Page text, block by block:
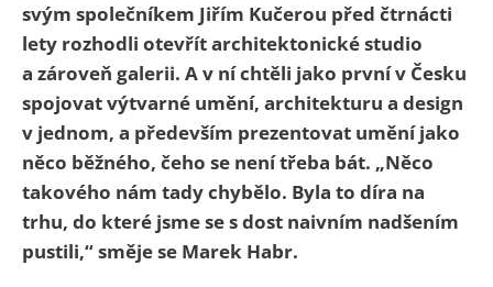
svým společníkem Jiřím Kučerou před čtrnácti
lety rozhodli otevřít architektonické studio
a zároveň galerii. A v ní chtěli jako první v Česku
spojovat výtvarné umění, architekturu a design
v jednom, a především prezentovat umění jako
něco běžného, čeho se není třeba bát. „Něco
takového nám tady chybělo. Byla to díra na
trhu, do které jsme se s dost naivním nadšením
pustili,“ směje se Marek Habr.